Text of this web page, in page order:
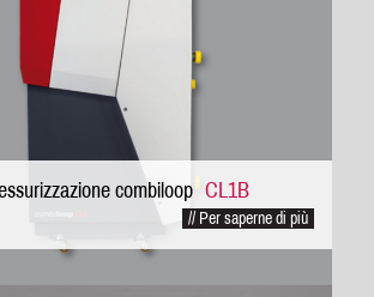
combiloop CL1B
// Per saperne di più